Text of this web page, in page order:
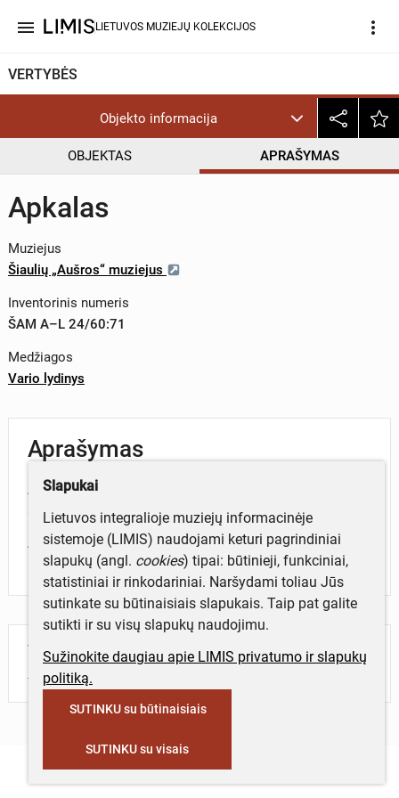
menu LIETUVOS MUZIEJŲ KOLEKCIJOS more_vert
VERTYBĖS
Objekto informacija
OBJEKTAS APRAŠYMAS
Apkalas
Muziejus
Šiaulių „Aušros“ muziejus
Inventorinis numeris
ŠAM A–L 24/60:71
Medžiagos
Vario lydinys
Aprašymas
Apkalas plonas, pailgo stačiakampio formos, su 2
skylutėmis galuose. Vienas galas nulūžęs.
Atsitiktinai rastas Šukioniuose (Pakruojo r.) iki 1935
m.
Turite daugiau informacijos apie objektą?
Parašykite mums!
Slapukai
Lietuvos integralioje muziejų informacinėje
sistemoje (LIMIS) naudojami keturi pagrindiniai
slapukų (angl. cookies) tipai: būtinieji, funkciniai,
statistiniai ir rinkodariniai. Naršydami toliau Jūs
sutinkate su būtinaisiais slapukais. Taip pat galite
sutikti ir su visų slapukų naudojimu.
Sužinokite daugiau apie LIMIS privatumo ir slapukų
politiką.
SUTINKU su būtinaisiais
SUTINKU su visais